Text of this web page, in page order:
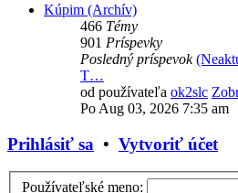
Kúpim (Archív)
466 Témy
901 Príspevky
Posledný príspevok
T…
od používateľa ok2slc
Po Aug 03, 2026 7:35 am
Prihlásiť sa • Vytvoriť účet
Používateľské meno: